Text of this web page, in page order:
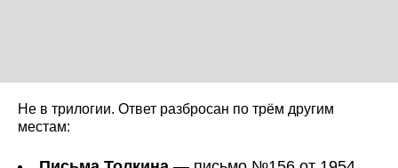
Не в трилогии. Ответ разбросан по трём другим
местам: